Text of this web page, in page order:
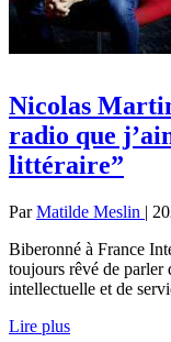
Nicolas
radio que
littéraire”
ParMatilde Meslin |
Biberonné à France
toujours rêvé de parler
intellectuelle et de
Lire plus